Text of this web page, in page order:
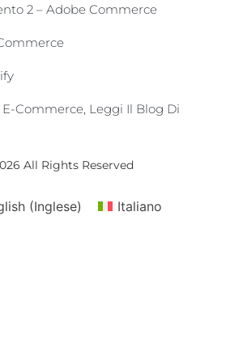
2 – Adobe Commerce
Commerce, Leggi Il Blog Di
All Rights Reserved
(Inglese) Italiano